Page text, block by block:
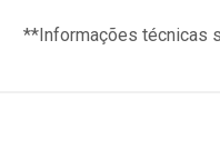
**Informações técnicas